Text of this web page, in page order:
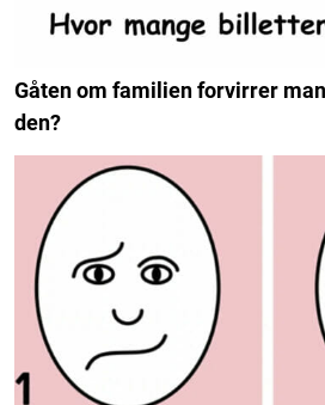
Gåten om familien forvirrer
den?